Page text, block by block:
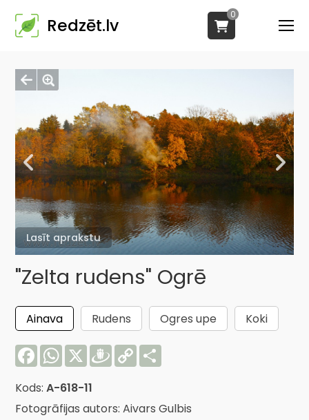
Redzēt.lv
0
Lasīt aprakstu
"Zelta rudens" Ogrē
Ainava Rudens Ogres upe
Koki
FacebookWhatsApp
X Draugiem
Copy
Link
Kods:A-618-11
Fotogrāfijas autors: Aivars Gulbis